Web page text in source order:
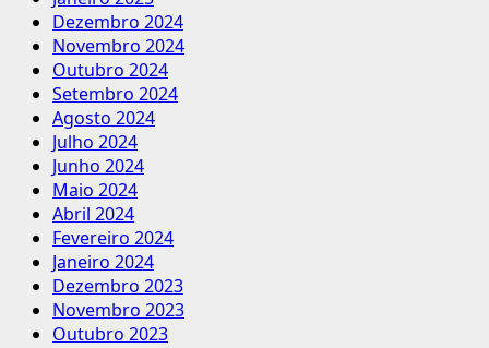
Dezembro 2024
Novembro 2024
Outubro 2024
Setembro 2024
Agosto 2024
Julho 2024
Junho 2024
Maio 2024
Abril 2024
Fevereiro 2024
Janeiro 2024
Dezembro 2023
Novembro 2023
Outubro 2023